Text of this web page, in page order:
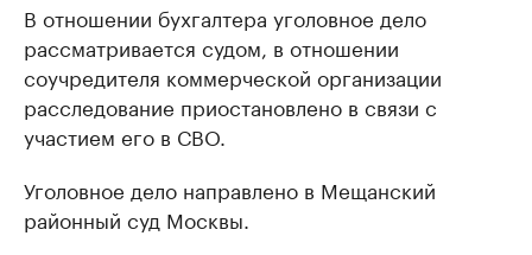
В отношении бухгалтера уголовное дело
рассматривается судом, в отношении
соучредителя коммерческой организации
расследование приостановлено в связи с
участием его в СВО.
Уголовное дело направлено в Мещанский
районный суд Москвы.